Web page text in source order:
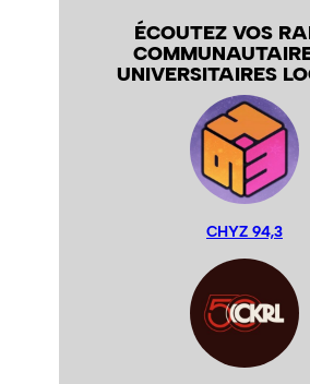
ÉCOUTEZ VOS
UNIVERSITAIRES
CHYZ 94,3